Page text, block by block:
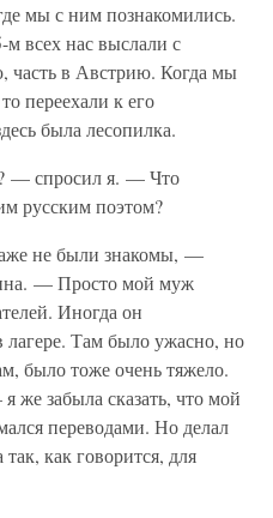
мы с ним познакомились.
м всех нас выслали с
в Австрию. Когда мы
переехали к его
была лесопилка.
— спросил я. — Что
русским поэтом?
не были знакомы, —
— Просто мой муж
Иногда он
лагере. Там было ужасно, но
было тоже очень тяжело.
же забыла сказать, что мой
переводами. Но делал
как говорится, для